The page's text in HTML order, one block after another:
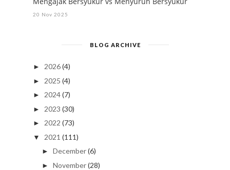
20 Nov 2025
BLOG ARCHIVE
► 2026(4)
► 2025 (4)
► 2024(7)
► 2023 (30)
► 2022 (73)
▼ 2021 (111)
► December(6)
► November(28)